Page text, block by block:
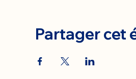
Partager cet